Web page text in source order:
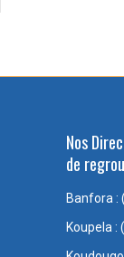
Nos
de
Banfora :
Koupela :